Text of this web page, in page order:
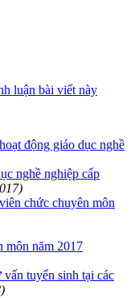
luận bài viết này
động giáo dục nghề
nghề nghiệp cấp
chức chuyên môn
môn năm 2017
tuyển sinh tại các